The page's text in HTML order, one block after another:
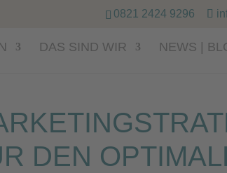
0821 2424 9296
DAS SIND WIR NEWS |
DEN